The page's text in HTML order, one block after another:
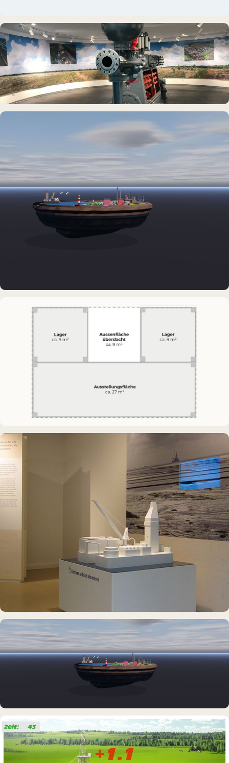
INTERAKTIVES EXPONAT
Virtuelle Küche
DAUERAUSSTELLUNG · 3D · FILM
Erdölmuseum Twist
DAUERAUSSTELLUNG · VR
Erlebnisraum Büsum
DAUERAUSSTELLUNG · 3D · FILM
Erdölmuseum Twist
INTERAKTIVES EXPONAT
Info-Point Friedrichskoog
DAUERAUSSTELLUNG · VR
Erlebnisraum Büsum